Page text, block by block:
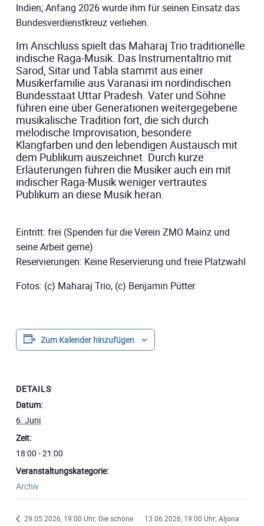
Indien; Anfang 2026 wurde ihm für seinen Einsatz das
Bundesverdienstkreuz verliehen.
Im Anschluss spielt das Maharaj Trio traditionelle
indische Raga-Musik. Das Instrumentaltrio mit
Sarod, Sitar und Tabla stammt aus einer
Musikerfamilie aus Varanasi im nordindischen
Bundesstaat Uttar Pradesh. Vater und Söhne
führen eine über Generationen weitergegebene
musikalische Tradition fort, die sich durch
melodische Improvisation, besondere
Klangfarben und den lebendigen Austausch mit
dem Publikum auszeichnet. Durch kurze
Erläuterungen führen die Musiker auch ein mit
indischer Raga-Musik weniger vertrautes
Publikum an diese Musik heran.
Eintritt: frei (Spenden für die Verein ZMO Mainz und
seine Arbeit gerne)
Reservierungen: Keine Reservierung und freie Platzwahl
Fotos: (c) Maharaj Trio, (c) Benjamin Pütter
Zum Kalender hinzufügen
DETAILS
Datum:
6. Juni
Zeit:
18:00 - 21:00
Veranstaltungskategorie:
Archiv
29.05.2026, 19:00 Uhr; Die schöne
13.06.2026, 19:00 Uhr; Aljona